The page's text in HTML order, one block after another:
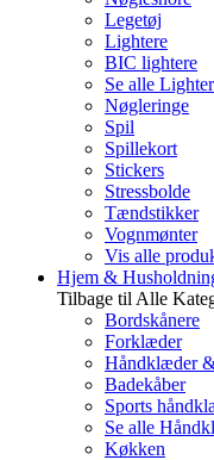
Legetøj
Lightere
BIC lightere
Se alle
Nøgleringe
Spil
Spillekort
Stickers
Stressbolde
Tændstikker
Vognmønter
Vis alle
Hjem &
Tilbage til Alle
Bordskånere
Forklæder
Håndklæder
Badekåber
Sports
Se alle
Køkken